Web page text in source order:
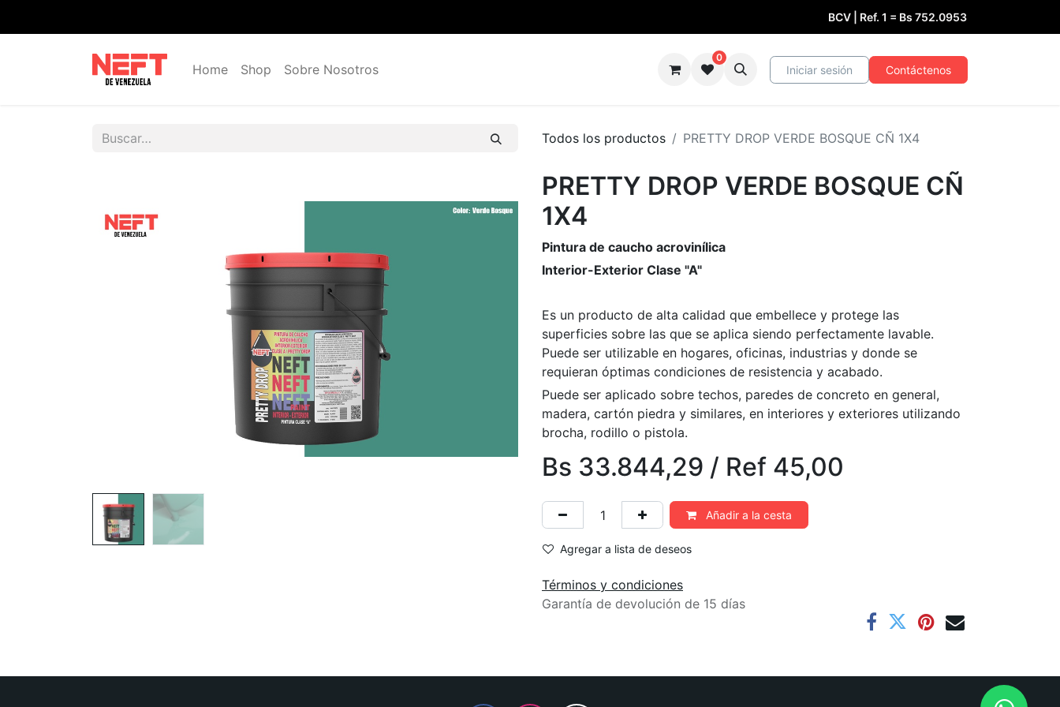
BCV | Ref. 1 = Bs 752.0953
Home Shop Sobre Nosotros
0
Iniciar sesión Contáctenos
Todos los productos PRETTY DROP VERDE BOSQUE CÑ 1X4
PRETTY DROP VERDE BOSQUE CÑ
1X4
Pintura de caucho acrovinílica
Interior-Exterior Clase "A"
Es un producto de alta calidad que embellece y protege las
superficies sobre las que se aplica siendo perfectamente lavable.
Puede ser utilizable en hogares, oficinas, industrias y donde se
requieran óptimas condiciones de resistencia y acabado.
Puede ser aplicado sobre techos, paredes de concreto en general,
madera, cartón piedra y similares, en interiores y exteriores utilizando
brocha, rodillo o pistola.
Bs 33.844,29 / Ref 45,00
Añadir a la cesta
Agregar a lista de deseos
Términos y condiciones
Garantía de devolución de 15 días